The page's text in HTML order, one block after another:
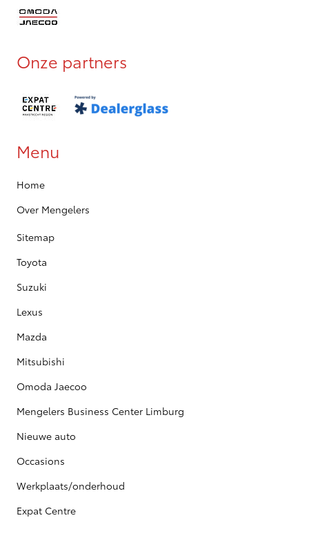
Onze partners
Menu
Home
Over Mengelers
Sitemap
Toyota
Suzuki
Lexus
Mazda
Mitsubishi
Omoda Jaecoo
Mengelers Business Center Limburg
Nieuwe auto
Occasions
Werkplaats/onderhoud
Expat Centre